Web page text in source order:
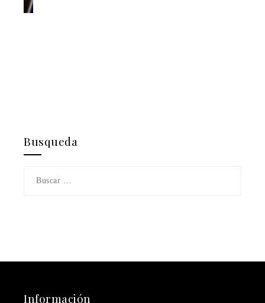
Busqueda
Información